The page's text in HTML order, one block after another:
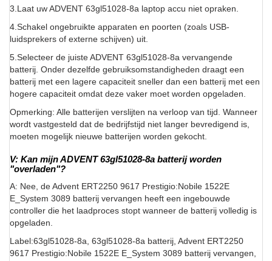
3.Laat uw ADVENT 63gl51028-8a laptop accu niet opraken.
4.Schakel ongebruikte apparaten en poorten (zoals USB-
luidsprekers of externe schijven) uit.
5.Selecteer de juiste ADVENT 63gl51028-8a vervangende
batterij. Onder dezelfde gebruiksomstandigheden draagt een
batterij met een lagere capaciteit sneller dan een batterij met een
hogere capaciteit omdat deze vaker moet worden opgeladen.
Opmerking: Alle batterijen verslijten na verloop van tijd. Wanneer
wordt vastgesteld dat de bedrijfstijd niet langer bevredigend is,
moeten mogelijk nieuwe batterijen worden gekocht.
V: Kan mijn ADVENT 63gl51028-8a batterij worden
"overladen"?
A: Nee, de Advent ERT2250 9617 Prestigio:Nobile 1522E
E_System 3089 batterij vervangen heeft een ingebouwde
controller die het laadproces stopt wanneer de batterij volledig is
opgeladen.
Label:63gl51028-8a, 63gl51028-8a batterij, Advent ERT2250
9617 Prestigio:Nobile 1522E E_System 3089 batterij vervangen,